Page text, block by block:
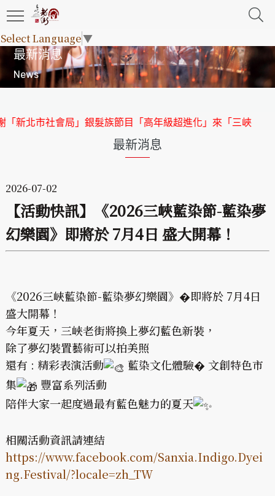
Select Language▼
最新消息
News
北市社會局」銀髮族節目「高年級超進化」來「三峽老街」
最新消息
2026-07-02
【活動快訊】《2026三峽藍染節-藍染夢
幻樂園》即將於 7月4日 盛大開幕！
《2026三峽藍染節-藍染夢幻樂園》�即將於 7月4日
盛大開幕！
今年夏天，三峽老街將換上夢幻藍色新裝，
除了夢幻裝置藝術可以拍美照
還有 : 精彩表演活動
藍染文化體驗� 文創特色市
集
豐富系列活動
陪伴大家一起度過最有藍色魅力的夏天
相關活動資訊請連結
https://www.facebook.com/Sanxia.Indigo.Dyei
ng.Festival/?locale=zh_TW